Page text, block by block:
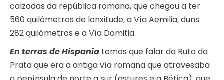
calzadas da república romana, que chegou a ter
560 quilómetros de lonxitude, a Vía Aemilia, duns
282 quilómetros e a Vía Domitia.
En terras de Hispania temos que falar da Ruta da
Prata que era a antiga vía romana que atravesaba